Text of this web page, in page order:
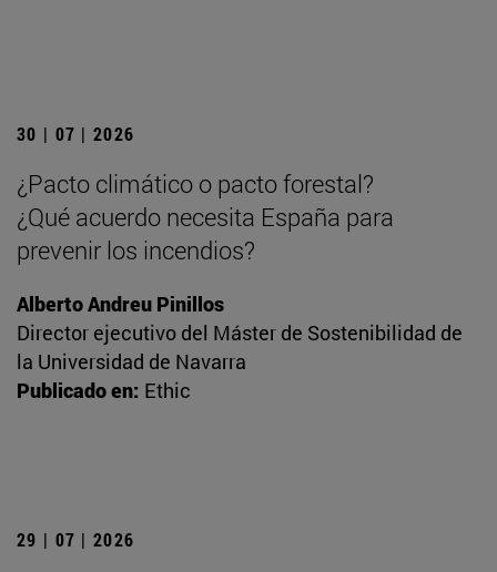
30 | 07 | 2026
¿Pacto climático o pacto forestal?
¿Qué acuerdo necesita España para
prevenir los incendios?
Alberto Andreu Pinillos
Director ejecutivo del Máster de Sostenibilidad de
la Universidad de Navarra
Publicado en: Ethic
29 | 07 | 2026